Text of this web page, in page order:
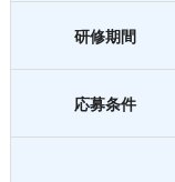
研修期間
応募条件